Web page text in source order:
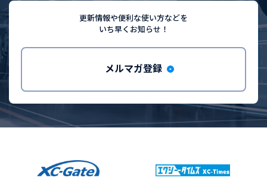
更新情報や便利な使い方などを
いち早くお知らせ！
メルマガ登録